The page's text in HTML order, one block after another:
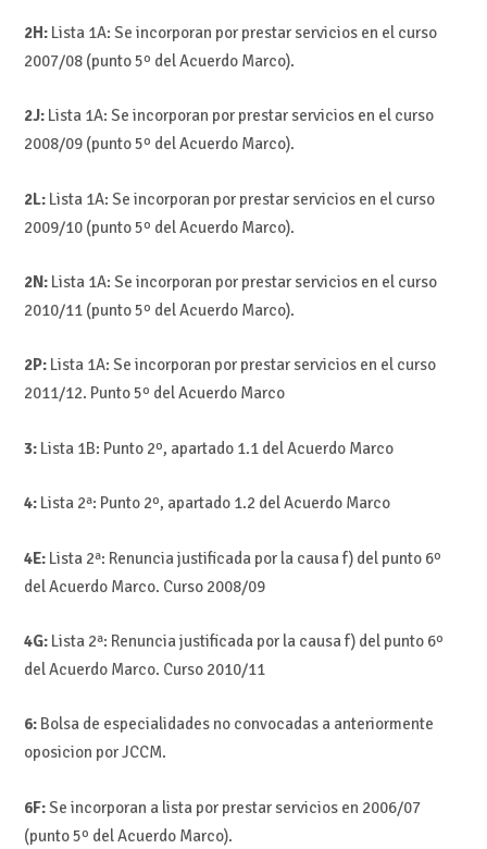
2H:Lista 1A: Se incorporan por prestar servicios en el curso
2007/08 (punto 5º del Acuerdo Marco).
2J:Lista 1A: Se incorporan por prestar servicios en el curso
2008/09 (punto 5º del Acuerdo Marco).
2L:Lista 1A: Se incorporan por prestar servicios en el curso
2009/10 (punto 5º del Acuerdo Marco).
2N:Lista 1A: Se incorporan por prestar servicios en el curso
2010/11 (punto 5º del Acuerdo Marco).
2P:Lista 1A: Se incorporan por prestar servicios en el curso
2011/12. Punto 5º del Acuerdo Marco
3:Lista 1B: Punto 2º, apartado 1.1 del Acuerdo Marco
4:Lista 2ª: Punto 2º, apartado 1.2 del Acuerdo Marco
4E:Lista 2ª: Renuncia justificada por la causa f) del punto 6º
del Acuerdo Marco. Curso 2008/09
4G:Lista 2ª: Renuncia justificada por la causa f) del punto 6º
del Acuerdo Marco. Curso 2010/11
6:Bolsa de especialidades no convocadas a anteriormente
oposicion por JCCM.
6F:Se incorporan a lista por prestar servicios en 2006/07
(punto 5º del Acuerdo Marco).